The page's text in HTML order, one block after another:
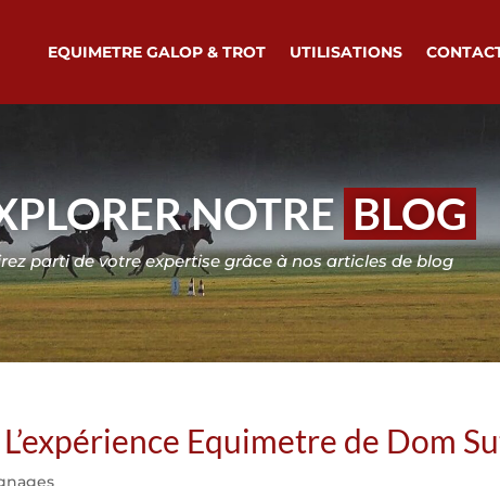
EQUIMETRE GALOP & TROT UTILISATIONS
NOTRE BLOG
parti de votre expertise grâce à nos articles de blog
Equimetre de Dom